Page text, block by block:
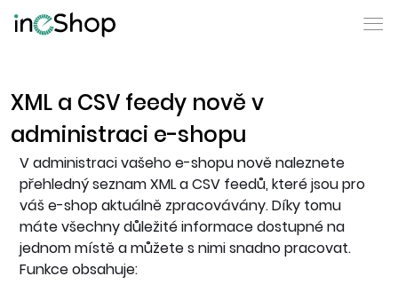
XML a CSV feedy nově v
administraci e-shopu
V administraci vašeho e-shopu nově naleznete
přehledný seznam XML a CSV feedů, které jsou pro
váš e-shop aktuálně zpracovávány. Díky tomu
máte všechny důležité informace dostupné na
jednom místě a můžete s nimi snadno pracovat.
Funkce obsahuje: